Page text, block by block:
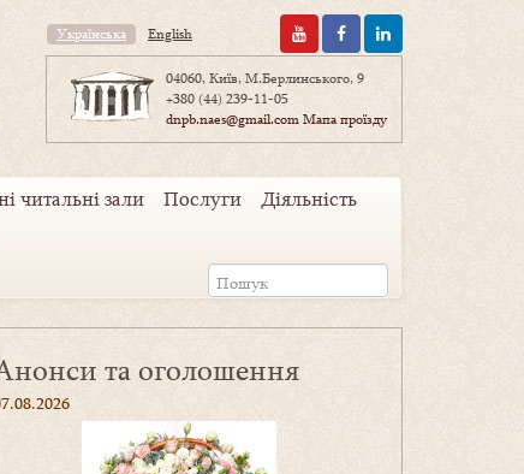
Українська English
04060, Київ, М.Берлинського, 9
+380 (44) 239-11-05
dnpb.naes@gmail.comМапа проїзду
читальні зали Послуги
Діяльність
та оголошення